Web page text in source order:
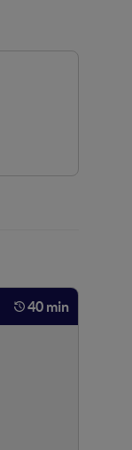
40 min